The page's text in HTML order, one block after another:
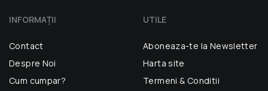
INFORMAŢII
Contact
Despre Noi
Cum cumpar?
UTILE
Aboneaza-te la Newsletter
Harta site
Termeni & Conditii